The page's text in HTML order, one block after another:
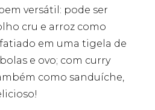
versátil: pode ser
cru e arroz como
em uma tigela de
e ovo; com curry
como sanduíche,
Ao compartilhar
seus interesses e
comportamento
ao visitar nosso
site, você
aumenta a
conteúdo e